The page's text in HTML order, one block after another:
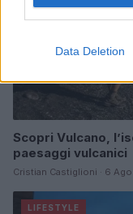
Data Deletion
Scopri Vulcano,
paesaggi vulcanici
Cristian Castiglioni · 6
LIFESTYLE